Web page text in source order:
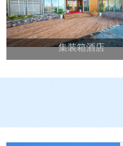
集装箱酒店